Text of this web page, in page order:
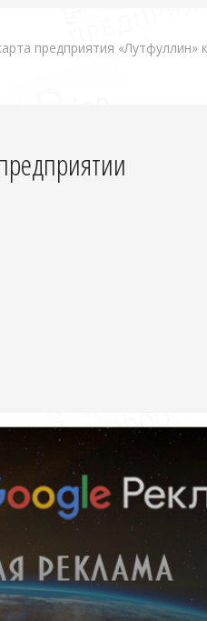
предприятия «Лутфуллин»